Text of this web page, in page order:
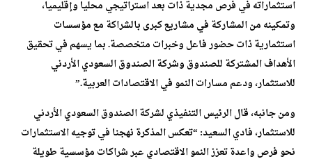
استثماراته في فرص مجدية ذات بعد استراتيجي محليا وإقليميا،
وتمكينه من المشاركة في مشاريع كبرى بالشراكة مع مؤسسات
استثمارية ذات حضور فاعل وخبرات متخصصة. بما يسهم في تحقيق
الأهداف المشتركة للصندوق وشركة الصندوق السعودي الأردني
للاستثمار، ودعم مسارات النمو في الاقتصادات العربية.”
ومن جانبه، قال الرئيس التنفيذي لشركة الصندوق السعودي الأردني
للاستثمار، فادي السعيد: “تعكس المذكرة نهجنا في توجيه الاستثمارات
نحو فرص واعدة تعزز النمو الاقتصادي عبر شراكات مؤسسية طويلة